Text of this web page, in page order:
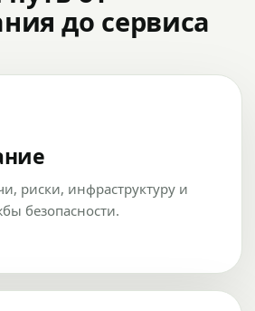
до сервиса
риски, инфраструктуру и
безопасности.